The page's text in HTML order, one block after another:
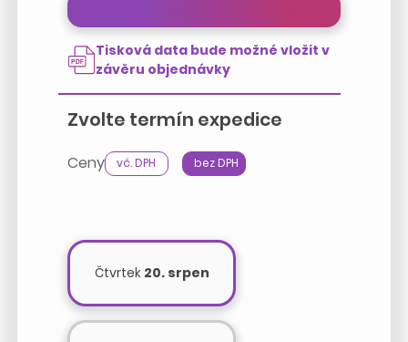
Tisková data bude možné vložit v
závěru objednávky
Zvolte termín expedice
Ceny vč. DPH bez DPH
Čtvrtek 20. srpen